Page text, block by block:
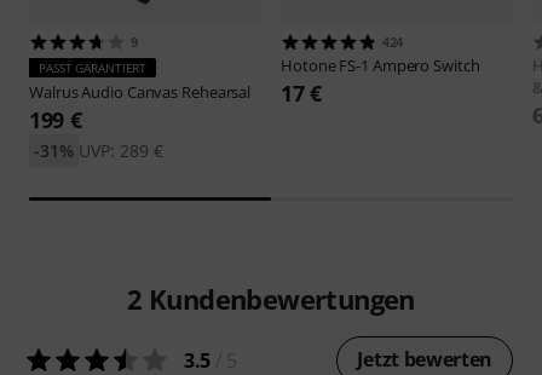
9
PASST GARANTIERT
Walrus Audio Canvas Rehearsal
199 €
UVP: 289 €
-31%
424
HotoneFS-1 Ampero Switch
17 €
2 Kundenbewertungen
3.5 Jetzt bewerten